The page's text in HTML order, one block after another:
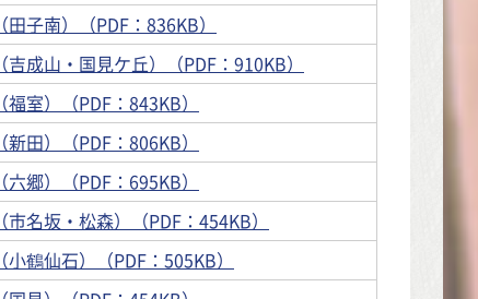
子南）（PDF：836KB）
成山・国見ケ丘）（PDF：910KB）
室）（PDF：843KB）
田）（PDF：806KB）
郷）（PDF：695KB）
名坂・松森）（PDF：454KB）
鶴仙石）（PDF：505KB）